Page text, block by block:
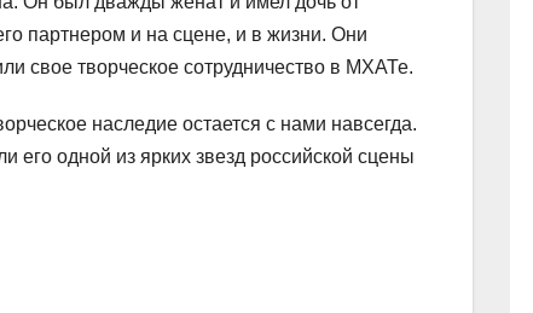
партнером и на сцене, и в жизни. Они
свое творческое сотрудничество в МХАТе.
наследие остается с нами навсегда.
его одной из ярких звезд российской сцены